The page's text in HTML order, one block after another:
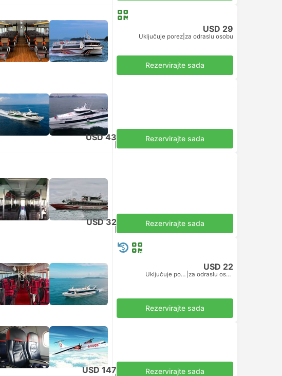
USD 29
Uključuje porez za odraslu osobu
Rezervirajte sada
USD 43 Rezervirajte sada
USD 32 Rezervirajte sada
USD 22
Uključuje porez za odraslu osobu
Rezervirajte sada
USD 147 Rezervirajte sada